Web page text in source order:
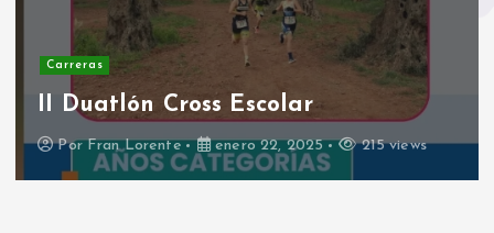
Carreras
Resumen Rodanas Trail Race 2024
PorFran Lorente noviembre 4, 2024 282 views